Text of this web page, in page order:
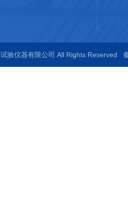
验仪器有限公司 All Rights Reserved